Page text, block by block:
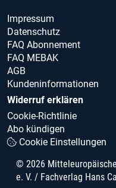
Impressum
Datenschutz
FAQ Abonnement
FAQ MEBAK
AGB
Kundeninformationen
Widerruf erklären
Cookie-Richtlinie
Abo kündigen
Cookie Einstellungen
© 2026
e. V. / Fachverlag Hans